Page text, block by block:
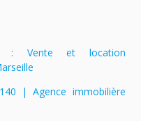
: Vente et location
| Agence immobilière